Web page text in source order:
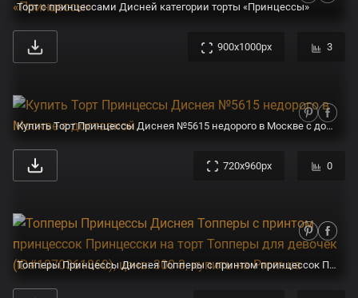
Торт с принцессами Дисней категории торты «Принцессы»
900x1000px 3
Купить Торт Принцессы Диснея №5615 недорого в Москве с доставкой
720x960px 0
Топперы Принцессы Диснея Топперы с принтом принцессок Принцесски на торт Топперы для девочек (ID#1070361860), цена: 300 ₴, купить на Prom.ua